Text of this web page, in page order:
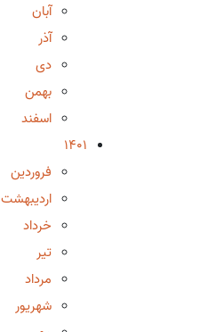
آبان
آذر
دی
بهمن
اسفند
1401
فروردین
اردیبهشت
خرداد
تیر
مرداد
شهریور